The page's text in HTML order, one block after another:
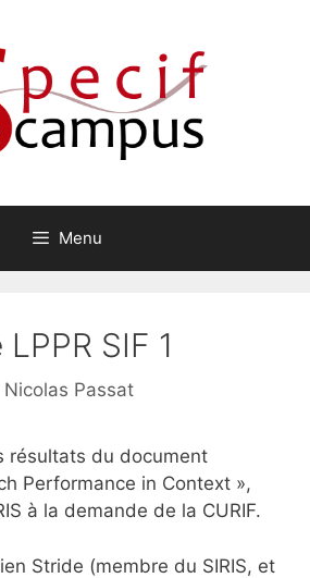
Menu
SIF 1
Nicolas Passat
résultats du document
Performance in Context »,
à la demande de la CURIF.
Stride (membre du SIRIS, et